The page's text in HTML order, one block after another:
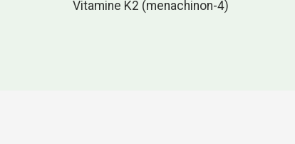
Vitamine K2 (menachinon-4)